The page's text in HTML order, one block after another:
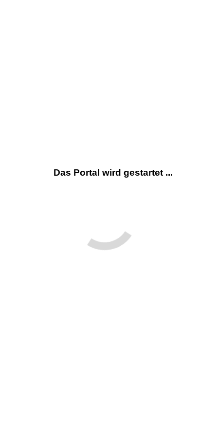
Das Portal wird gestartet ...